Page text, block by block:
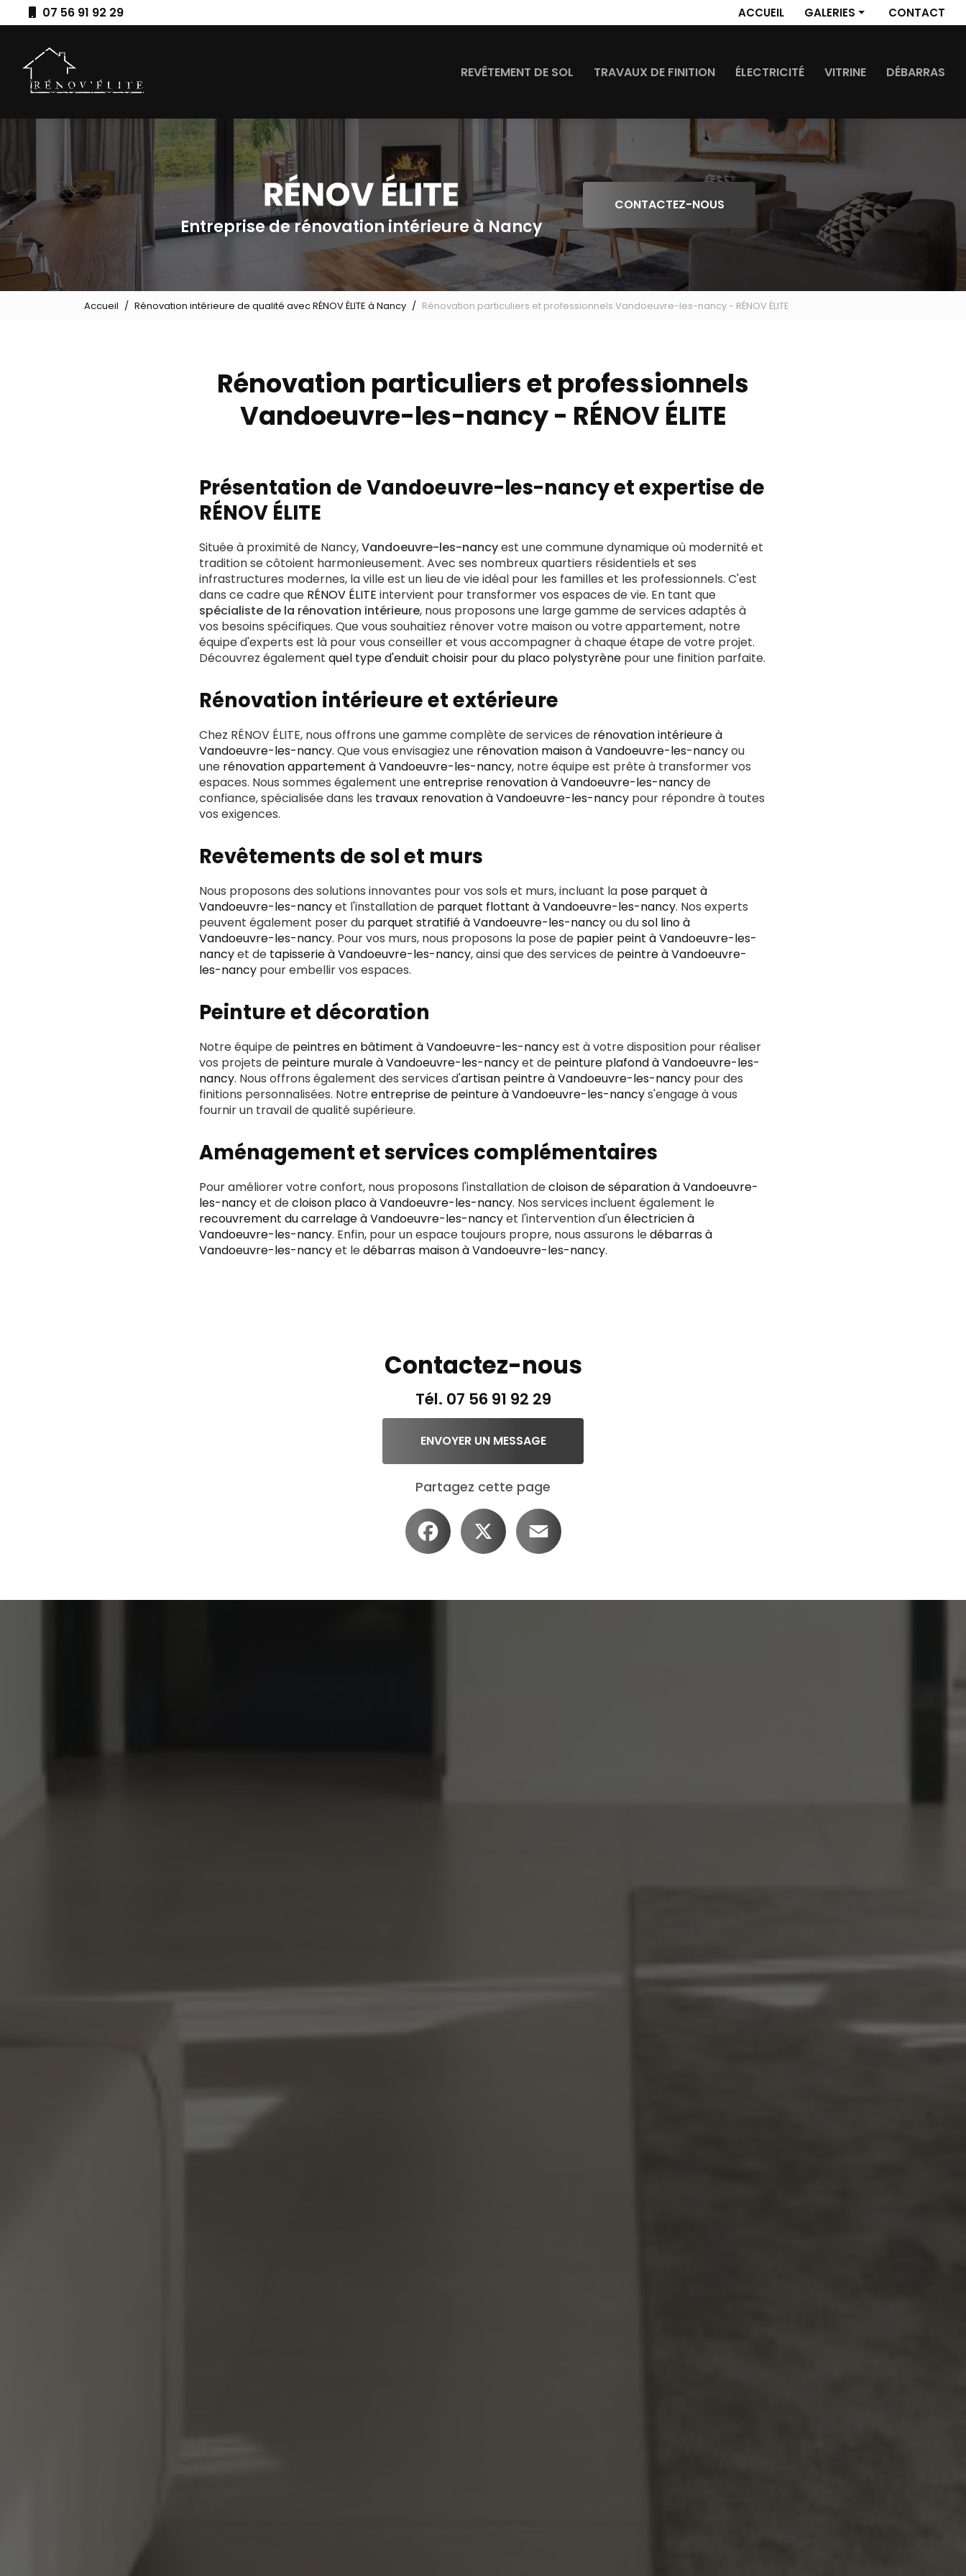
au
principal
07 56 91 92 29 ACCUEIL
GALERIES
Travaux de finition
Débarras
CONTACT
REVÊTEMENT DE SOL TRAVAUX DE FINITION ÉLECTRICITÉ VITRINE DÉBARRAS
Entreprise de rénovation intérieure à Nancy
CONTACTEZ-NOUS
Accueil Rénovation intérieure de qualité avec RÉNOV ÉLITE à Nancy Rénovation particuliers et professionnels Vandoeuvre-les-nancy - RÉNOV ÉLITE
Rénovation particuliers et professionnels
Vandoeuvre-les-nancy - RÉNOV ÉLITE
Présentation de Vandoeuvre-les-nancy et expertise de
RÉNOV ÉLITE
Située à proximité de Nancy,Vandoeuvre-les-nancyest une commune dynamique où modernité et
tradition se côtoient harmonieusement. Avec ses nombreux quartiers résidentiels et ses
infrastructures modernes, la ville est un lieu de vie idéal pour les familles et les professionnels. C'est
dans ce cadre que RÉNOV ÉLITE intervient pour transformer vos espaces de vie. En tant que
spécialiste de la rénovation intérieure, nous proposons une large gamme de services adaptés à
vos besoins spécifiques. Que vous souhaitiez rénover votre maison ou votre appartement, notre
équipe d'experts est là pour vous conseiller et vous accompagner à chaque étape de votre projet.
Découvrez également quel type d'enduit choisir pour du placo polystyrène pour une finition parfaite.
Rénovation intérieure et extérieure
Chez RÉNOV ÉLITE, nous offrons une gamme complète de services de rénovation intérieure à
Vandoeuvre-les-nancy. Que vous envisagiez une rénovation maison à Vandoeuvre-les-nancyou
une rénovation appartement à Vandoeuvre-les-nancy, notre équipe est prête à transformer vos
espaces. Nous sommes également uneentreprise renovation à Vandoeuvre-les-nancyde
confiance, spécialisée dans les travaux renovation à Vandoeuvre-les-nancy pour répondre à toutes
vos exigences.
Revêtements de sol et murs
Nous proposons des solutions innovantes pour vos sols et murs, incluant la pose parquet à
Vandoeuvre-les-nancyet l'installation de parquet flottant à Vandoeuvre-les-nancy. Nos experts
peuvent également poser du parquet stratifié à Vandoeuvre-les-nancyou dusol lino à
Vandoeuvre-les-nancy. Pour vos murs, nous proposons la pose de papier peint à Vandoeuvre-les-
nancyet de tapisserie à Vandoeuvre-les-nancy, ainsi que des services de peintre à Vandoeuvre-
les-nancy pour embellir vos espaces.
Peinture et décoration
Notre équipe de peintres en bâtiment à Vandoeuvre-les-nancyest à votre disposition pour réaliser
vos projets de peinture murale à Vandoeuvre-les-nancyet de peinture plafond à Vandoeuvre-les-
nancy. Nous offrons également des services d'artisan peintre à Vandoeuvre-les-nancy pour des
finitions personnalisées. Notreentreprise de peinture à Vandoeuvre-les-nancys'engage à vous
fournir un travail de qualité supérieure.
Aménagement et services complémentaires
Pour améliorer votre confort, nous proposons l'installation decloison de séparation à Vandoeuvre-
les-nancyet decloison placo à Vandoeuvre-les-nancy. Nos services incluent également le
recouvrement du carrelage à Vandoeuvre-les-nancyet l'intervention d'unélectricien à
Vandoeuvre-les-nancy. Enfin, pour un espace toujours propre, nous assurons ledébarras à
Vandoeuvre-les-nancyet ledébarras maison à Vandoeuvre-les-nancy.
Contactez-nous
Tél. 07 56 91 92 29
ENVOYER UN MESSAGE
Partagez cette page
Facebook